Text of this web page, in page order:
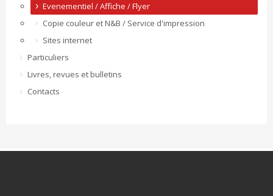
Evenementiel / Affiche / Flyer
Copie couleur et N&B / Service d'impression
Sites internet
Particuliers
Livres, revues et bulletins
Contacts